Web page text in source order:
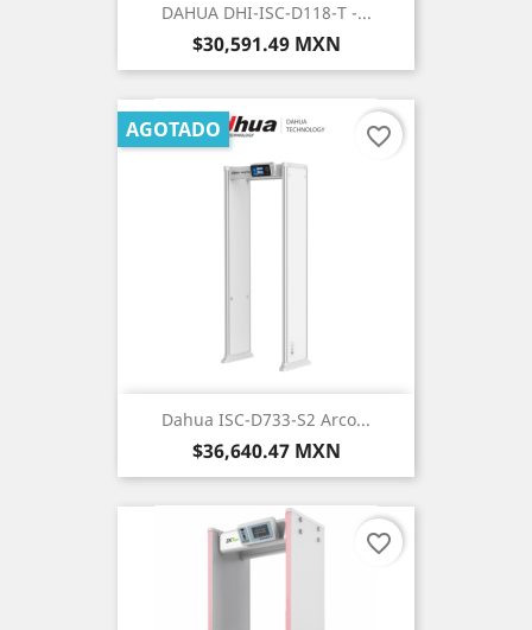
DAHUA DHI-ISC-D118-T -...
Precio
$30,591.49 MXN
Dahua ISC-D733-S2 Arco...
Precio
$36,640.47 MXN
AGOTADO favorite_border
favorite_border